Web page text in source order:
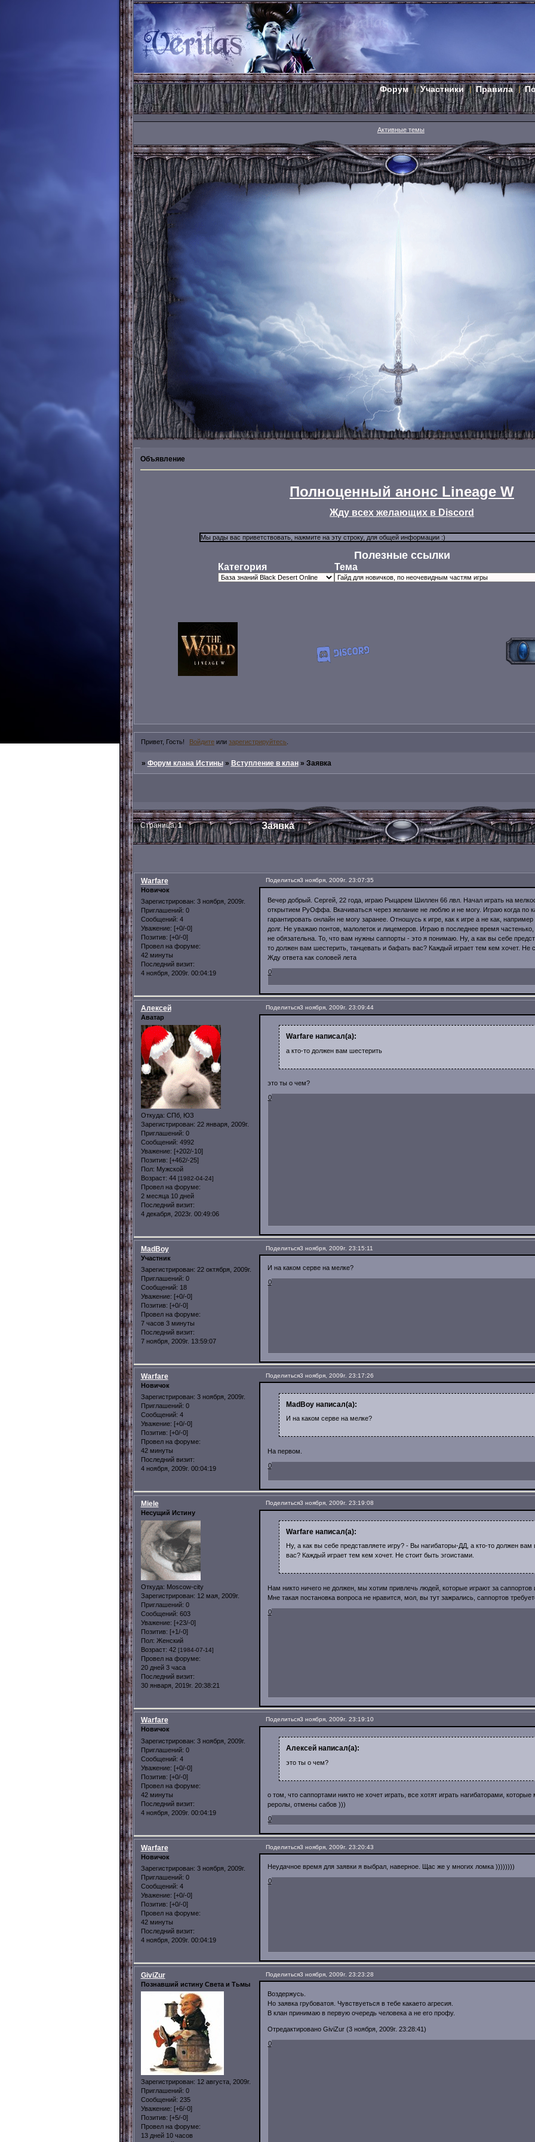
Форум Участники Правила
Активные темы
Объявление
Полноценный анонс Lineage W
Жду всех желающих в Discord
Полезные ссылки
Категория Тема
Привет, Гость! Войдите или зарегистрируйтесь
» Форум клана Истины » Вступление в клан » Заявка
Заявка
Страница:1
Поделиться3 ноября, 2009г. 23:07:35
Warfare
Новичок
Зарегистрирован: 3 ноября, 2009г.
Приглашений: 0
Сообщений: 4
Уважение: [+0/-0]
Позитив: [+0/-0]
Провел на форуме:
42 минуты
Последний визит:
4 ноября, 2009г. 00:04:19
Вечер добрый. Сергей, 22 года, играю Рыцарем Шиллен 66 лвл. Начал играть на
открытием РуОффа. Вкачиваться через желание не люблю и не могу. Играю когда по
гарантировать онлайн не могу заранее. Отношусь к игре, как к игре а не как,
долг. Не уважаю понтов, малолеток и лицемеров. Играю в последнее время
не обязательна. То, что вам нужны саппорты - это я понимаю. Ну, а как вы себе
то должен вам шестерить, танцевать и бафать вас? Каждый играет тем кем хочет. Не
Жду ответа как соловей лета
0
Поделиться3 ноября, 2009г. 23:09:44
Алексей
Аватар
Откуда: СПб, ЮЗ
Зарегистрирован: 22 января, 2009г.
Приглашений: 0
Сообщений: 4992
Уважение: [+202/-10]
Позитив: [+462/-25]
Пол: Мужской
Возраст: 44 [1982-04-24]
Провел на форуме:
2 месяца 10 дней
Последний визит:
4 декабря, 2023г. 00:49:06
Warfare написал(а):
а кто-то должен вам шестерить
это ты о чем?
0
Поделиться3 ноября, 2009г. 23:15:11
MadBoy
Участник
Зарегистрирован: 22 октября, 2009г.
Приглашений: 0
Сообщений: 18
Уважение: [+0/-0]
Позитив: [+0/-0]
Провел на форуме:
7 часов 3 минуты
Последний визит:
7 ноября, 2009г. 13:59:07
И на каком серве на мелке?
0
Поделиться3 ноября, 2009г. 23:17:26
Warfare
Новичок
Зарегистрирован: 3 ноября, 2009г.
Приглашений: 0
Сообщений: 4
Уважение: [+0/-0]
Позитив: [+0/-0]
Провел на форуме:
42 минуты
Последний визит:
4 ноября, 2009г. 00:04:19
MadBoy написал(а):
И на каком серве на мелке?
На первом.
0
Поделиться3 ноября, 2009г. 23:19:08
Miele
Несущий Истину
Откуда: Moscow-city
Зарегистрирован: 12 мая, 2009г.
Приглашений: 0
Сообщений: 603
Уважение: [+23/-0]
Позитив: [+1/-0]
Пол: Женский
Возраст: 42 [1984-07-14]
Провел на форуме:
20 дней 3 часа
Последний визит:
30 января, 2019г. 20:38:21
Warfare написал(а):
Ну, а как вы себе представляете игру? - Вы нагибаторы-ДД, а кто-то должен
вас? Каждый играет тем кем хочет. Не стоит быть эгоистами.
Нам никто ничего не должен, мы хотим привлечь людей, которые играют за саппортов
Мне такая постановка вопроса не нравится, мол, вы тут зажрались, саппортов
0
Поделиться3 ноября, 2009г. 23:19:10
Warfare
Новичок
Зарегистрирован: 3 ноября, 2009г.
Приглашений: 0
Сообщений: 4
Уважение: [+0/-0]
Позитив: [+0/-0]
Провел на форуме:
42 минуты
Последний визит:
4 ноября, 2009г. 00:04:19
Алексей написал(а):
это ты о чем?
о том, что саппортами никто не хочет играть, все хотят играть нагибаторами,
реролы, отмены сабов )))
0
Поделиться3 ноября, 2009г. 23:20:43
Warfare
Новичок
Зарегистрирован: 3 ноября, 2009г.
Приглашений: 0
Сообщений: 4
Уважение: [+0/-0]
Позитив: [+0/-0]
Провел на форуме:
42 минуты
Последний визит:
4 ноября, 2009г. 00:04:19
Неудачное время для заявки я выбрал, наверное. Щас же у многих ломка ))))))))
0
Поделиться3 ноября, 2009г. 23:23:28
GiviZur
Познавший истину Света и Тьмы
Зарегистрирован: 12 августа, 2009г.
Приглашений: 0
Сообщений: 235
Уважение: [+6/-0]
Позитив: [+5/-0]
Провел на форуме:
13 дней 10 часов
Воздержусь.
Но заявка грубоватоя. Чувствуеться в тебе какаето агресия.
В клан принимаю в первую очередь человека а не его профу.
Отредактировано GiviZur (3 ноября, 2009г. 23:28:41)
0